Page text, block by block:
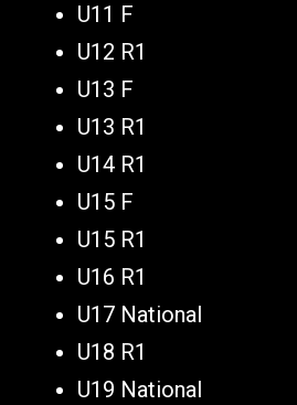
U11 F
U12 R1
U13 F
U13 R1
U14 R1
U15 F
U15 R1
U16 R1
U17 National
U18 R1
U19 National